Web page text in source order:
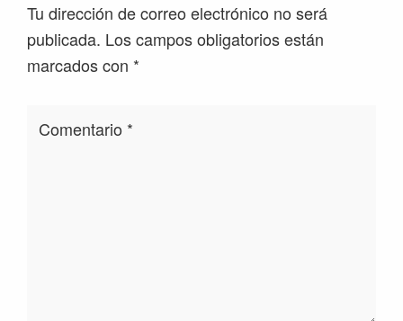
los
lectores
Tu dirección de correo electrónico no será
publicada. Los campos obligatorios están
marcados con *